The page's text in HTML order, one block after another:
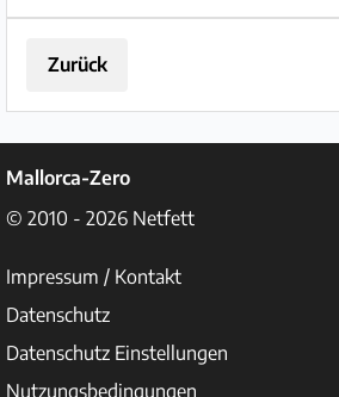
Zurück
Mallorca-Zero
© 2010 - 2026 Netfett
Impressum / Kontakt
Datenschutz
Datenschutz Einstellungen
Nutzungsbedingungen